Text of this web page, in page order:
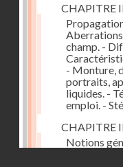
CHAPITRE
champ. -
- Monture,
portraits,
liquides. -
emploi. -
CHAPITRE
Notions